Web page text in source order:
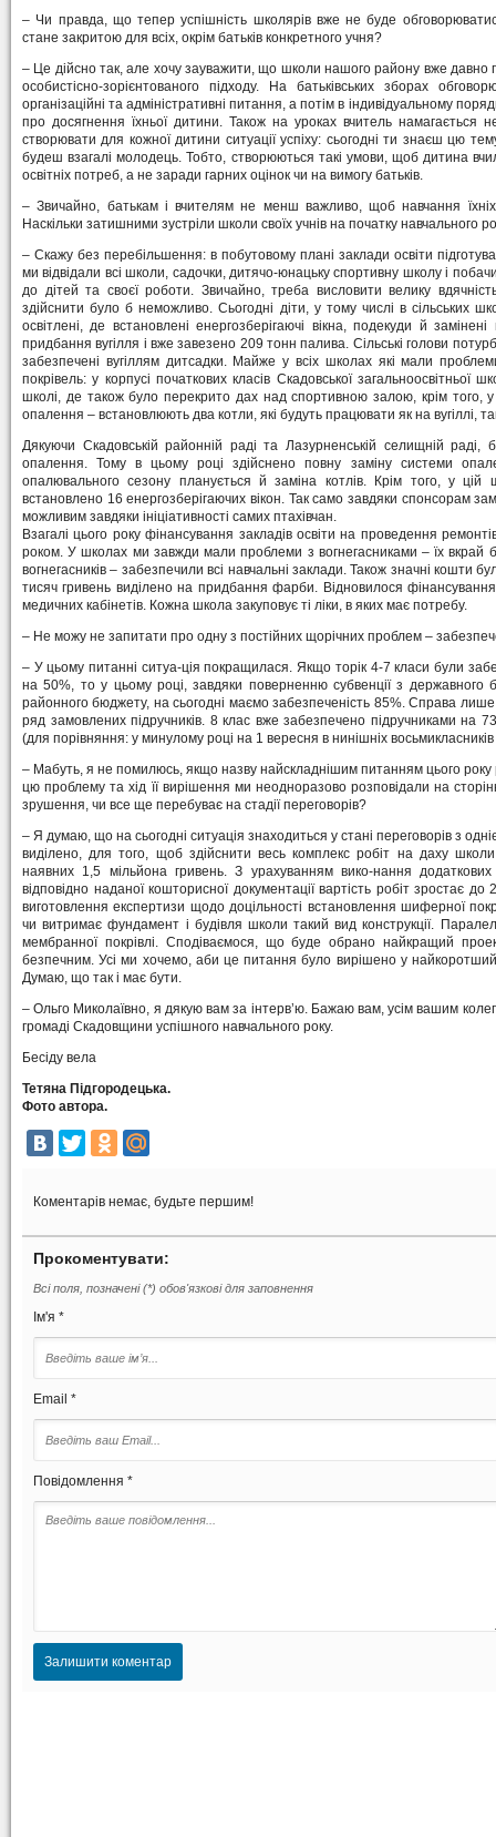
– Чи правда, що тепер успішність школярів вже не буде
стане закритою для всіх, окрім батьків конкретного учня?
– Це дійсно так, але хочу зауважити, що школи нашого району вже
особистісно-зорієнтованого підходу. На батьківських зборах
організаційні та адміністративні питання, а потім в індивідуальному
про досягнення їхньої дитини. Також на уроках вчитель намагається
створювати для кожної дитини ситуації успіху: сьогодні ти знаєш цю
будеш взагалі молодець. Тобто, створюються такі умови, щоб дитина
освітніх потреб, а не заради гарних оцінок чи на вимогу батьків.
– Звичайно, батькам і вчителям не менш важливо, щоб навчання
Наскільки затишними зустріли школи своїх учнів на початку навчального
– Скажу без перебільшення: в побутовому плані заклади освіти
ми відвідали всі школи, садочки, дитячо-юнацьку спортивну школу і
до дітей та своєї роботи. Звичайно, треба висловити велику
здійснити було б неможливо. Сьогодні діти, у тому числі в сільських
освітлені, де встановлені енергозберігаючі вікна, подекуди й
придбання вугілля і вже завезено 209 тонн палива. Сільські голови
забезпечені вугіллям дитсадки. Майже у всіх школах які мали
покрівель: у корпусі початкових класів Скадовської загальноосвітньої
школі, де також було перекрито дах над спортивною залою, крім того,
опалення – встановлюють два котли, які будуть працювати як на вугіллі,
Дякуючи Скадовській районній раді та Лазурненській селищній
опалення. Тому в цьому році здійснено повну заміну системи
опалювального сезону планується й заміна котлів. Крім того, у цій
встановлено 16 енергозберігаючих вікон. Так само завдяки спонсорам
можливим завдяки ініціативності самих птахівчан.
Взагалі цього року фінансування закладів освіти на проведення
роком. У школах ми завжди мали проблеми з вогнегасниками – їх вкрай
вогнегасників – забезпечили всі навчальні заклади. Також значні кошти
тисяч гривень виділено на придбання фарби. Відновилося
медичних кабінетів. Кожна школа закуповує ті ліки, в яких має потребу.
– Не можу не запитати про одну з постійних щорічних проблем –
– У цьому питанні ситуа-ція покращилася. Якщо торік 4-7 класи були
на 50%, то у цьому році, завдяки поверненню субвенції з державного
районного бюджету, на сьогодні маємо забезпеченість 85%. Справа
ряд замовлених підручників. 8 клас вже забезпечено підручниками на
(для порівняння: у минулому році на 1 вересня в нинішніх восьмикласників
– Мабуть, я не помилюсь, якщо назву найскладнішим питанням цього
цю проблему та хід її вирішення ми неодноразово розповідали на
зрушення, чи все ще перебуває на стадії переговорів?
– Я думаю, що на сьогодні ситуація знаходиться у стані переговорів з
виділено, для того, щоб здійснити весь комплекс робіт на даху
наявних 1,5 мільйона гривень. З урахуванням вико-нання додаткових
відповідно наданої кошторисної документації вартість робіт зростає
виготовлення експертизи щодо доцільності встановлення шиферної
чи витримає фундамент і будівля школи такий вид конструкції.
мембранної покрівлі. Сподіваємося, що буде обрано найкращий
безпечним. Усі ми хочемо, аби це питання було вирішено у найкоротший
Думаю, що так і має бути.
– Ольго Миколаївно, я дякую вам за інтерв’ю. Бажаю вам, усім вашим
громаді Скадовщини успішного навчального року.
Бесіду вела
Тетяна Підгородецька.
Фото автора.
Коментарів немає, будьте першим!
Прокоментувати:
Всі поля, позначені (*) обов'язкові для заповнення
Ім'я *
Email *
Повідомлення *